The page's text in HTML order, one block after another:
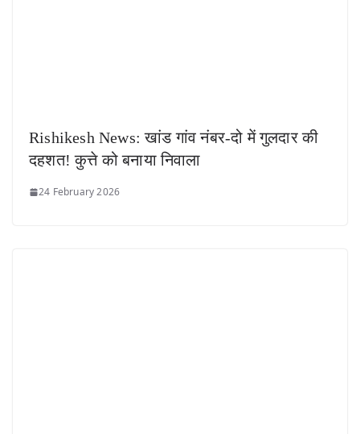
Rishikesh News: खांड गांव नंबर-दो में गुलदार की
दहशत! कुत्ते को बनाया निवाला
24 February 2026